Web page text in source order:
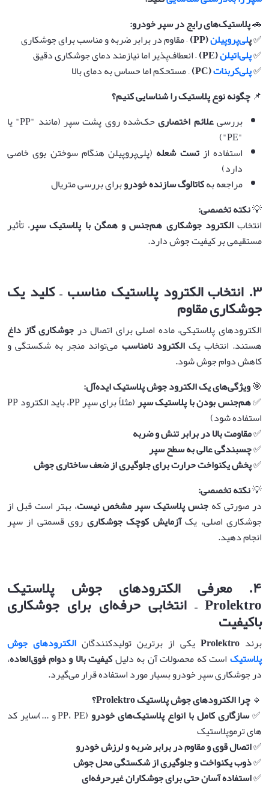
🚗پلاستیک‌های رایج در سپر خودرو:
✅پلی‌پروپیلن(PP)
– مقاوم در برابر ضربه و مناسب برای جوشکاری
✅پلی‌اتیلن(PE)
– انعطاف‌پذیر اما نیازمند دمای جوشکاری دقیق
✅پلی‌کربنات(PC)
– مستحکم اما حساس به دمای بالا
📌چگونه نوع پلاستیک را شناسایی کنیم؟
بررسیعلائم اختصاری
حک‌شده روی پشت سپر (مانند "PP" یا
"PE")
استفاده ازتست شعله (پلی‌پروپیلن هنگام سوختن بوی خاصی
دارد)
مراجعه بهکاتالوگ سازنده خودروبرای بررسی متریال
💡نکته تخصصی:
انتخابالکترود جوشکاری هم‌جنس و همگن با پلاستیک سپر، تأثیر
مستقیمی بر کیفیت جوش دارد.
۳.انتخاب الکترود پلاستیک مناسب – کلید یک
جوشکاری مقاوم
الکترودهای پلاستیکی، ماده اصلی برای اتصال درجوشکاری گاز داغ
هستند. انتخاب یکالکترود نامناسب می‌تواند منجر به شکستگی و
کاهش دوام جوش شود.
🎯ویژگی‌های یک الکترود جوش پلاستیک ایده‌آل:
✅هم‌جنس بودن با پلاستیک سپر
(مثلاً برای سپر PP، باید الکترود PP
استفاده شود)
✅مقاومت بالا در برابر تنش و ضربه
✅چسبندگی عالی به سطح سپر
✅پخش یکنواخت حرارت برای جلوگیری از ضعف ساختاری جوش
💡نکته تخصصی:
در صورتی کهجنس پلاستیک سپر مشخص نیست، بهتر است قبل از
جوشکاری اصلی، یکآزمایش کوچک جوشکاری روی قسمتی از سپر
انجام دهید.
۴.معرفی الکترودهای جوش پلاستیک
Prolektro – انتخابی حرفه‌ای برای جوشکاری
باکیفیت
برند Prolektro یکی از برترین تولیدکنندگان الکترودهای جوش
پلاستیکاست که محصولات آن به دلیلکیفیت بالا و دوام فوق‌العاده،
در جوشکاری سپر خودرو بسیار مورد استفاده قرار می‌گیرد.
🔹چرا الکترودهای جوش پلاستیک Prolektro؟
✅سازگاری کامل با انواع پلاستیک‌های خودرو
(PP، PE و ...)سایر کد
های ترموپلاستیک
✅اتصال قوی و مقاوم در برابر ضربه و لرزش خودرو
✅ذوب یکنواخت و جلوگیری از شکستگی محل جوش
✅استفاده آسان حتی برای جوشکاران غیرحرفه‌ای